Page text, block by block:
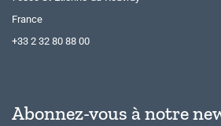
France
+33 2 32 80 88 00
Abonnez-vous à notre